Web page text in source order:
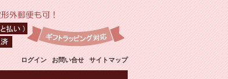
ログイン お問い合せ サイトマップ